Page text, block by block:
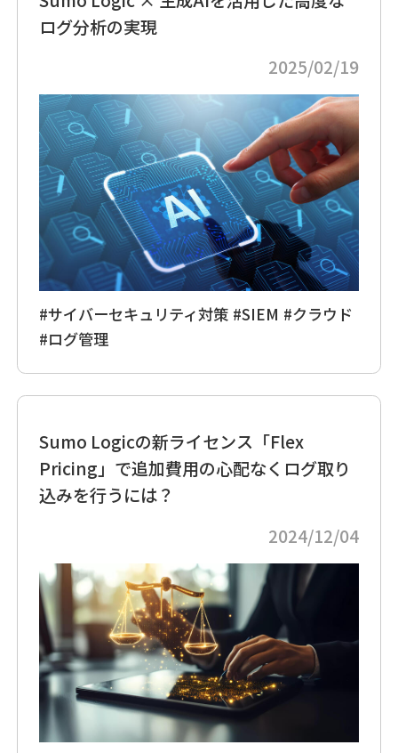
ログ分析の実現
2025/02/19
#サイバーセキュリティ対策 #SIEM #クラウド
#ログ管理
Sumo Logicの新ライセンス「Flex
Pricing」で追加費用の心配なくログ取り
込みを行うには？
2024/12/04